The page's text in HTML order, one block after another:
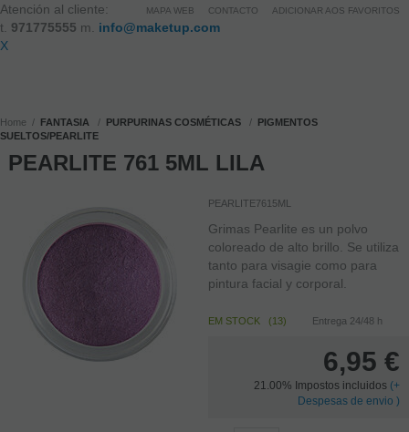
Atención al cliente:
t. 971775555 m.
info@maketup.com
X
MAPA WEB CONTACTO ADICIONAR AOS FAVORITOS
Home FANTASIA PURPURINAS COSMÉTICAS
PIGMENTOS
SUELTOS/PEARLITE
PEARLITE 761 5ML LILA
PEARLITE7615ML
Grimas Pearlite es un polvo
coloreado de alto brillo. Se utiliza
tanto para visagie como para
pintura facial y corporal.
EM STOCK (13) Entrega 24/48 h
6,95 €
21.00% Impostos incluidos (+
Despesas de envio )